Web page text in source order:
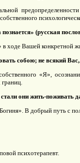
(русская
ходе Вашей конкретной
собою; не всякий
«Я»,
они жить-поживать
В добрый путь с
психотерапевт.